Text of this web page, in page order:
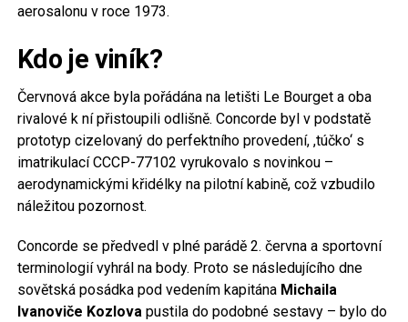
aerosalonu v roce 1973.
Kdo je viník?
Červnová akce byla pořádána na letišti Le Bourget a oba
rivalové k ní přistoupili odlišně. Concorde byl v podstatě
prototyp cizelovaný do perfektního provedení, ,túčko‘ s
imatrikulací CCCP-77102 vyrukovalo s novinkou –
aerodynamickými křidélky na pilotní kabině, což vzbudilo
náležitou pozornost.
Concorde se předvedl v plné parádě 2. června a sportovní
terminologií vyhrál na body. Proto se následujícího dne
sovětská posádka pod vedením kapitána Michaila
Ivanoviče Kozlovapustila do podobné sestavy – bylo do